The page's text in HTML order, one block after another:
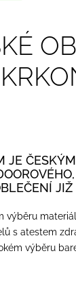
JE
výběru
s atestem
výběru